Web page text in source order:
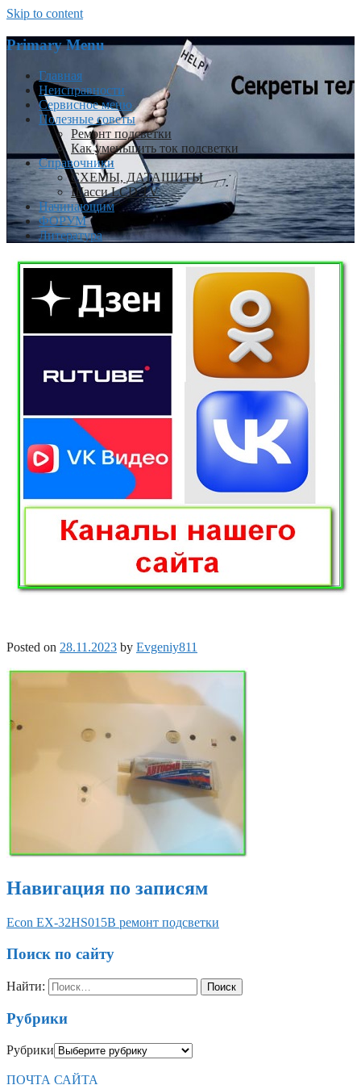
Skip to content
Primary Menu
Главная
Неисправности
Сервисное меню
Полезные советы
Ремонт подсветки
Как уменьшить ток подсветки
Справочники
СХЕМЫ, ДАТАШИТЫ
Шасси LCD TV
Начинающим
ФОРУМ
Литература
Posted on 28.11.2023 by Evgeniy811
Навигация по записям
Econ EX-32HS015B ремонт подсветки
Поиск по сайту
Найти:
Рубрики
Рубрики
ПОЧТА САЙТА